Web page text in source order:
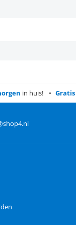
in huis! Gratis